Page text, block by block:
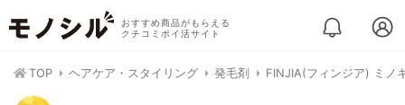
おすすめ商品がもらえる
クチコミポイ活サイト
TOP ヘアケア・スタイリング 発毛剤 FINJIA(フィンジア) ミノ